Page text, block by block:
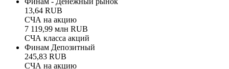
13,64 RUB
СЧА на акцию
7 119,99 млн RUB
СЧА класса акций
Финам Депозитный
245,83 RUB
СЧА на акцию